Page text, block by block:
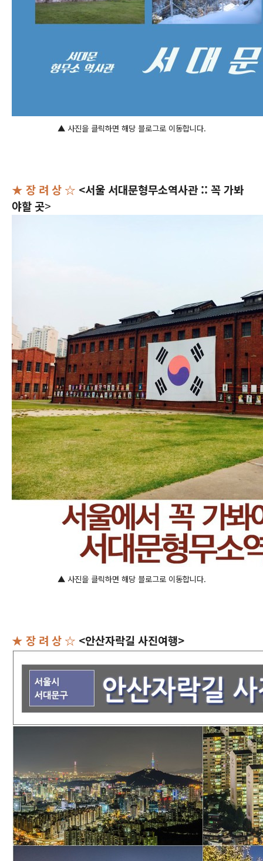
▲ 사진을 클릭하면 해당 블로그로 이동합니다.
★ 장 려 상 ☆ <서울 서대문형무소역사관 :: 꼭 가봐
야할 곳>
▲ 사진을 클릭하면 해당 블로그로 이동합니다.
★ 장 려 상 ☆ <안산자락길 사진여행>